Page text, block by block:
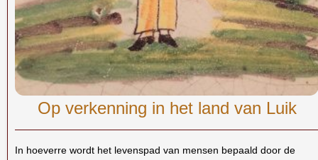
Op verkenning in het land van Luik
In hoeverre wordt het levenspad van mensen bepaald door de